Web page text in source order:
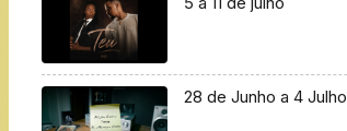
28 de Junho a 4 Julho